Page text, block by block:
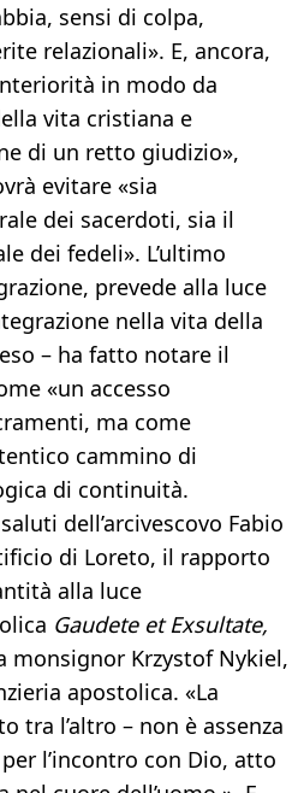
sensi di colpa,
relazionali». E, ancora,
in modo da
vita cristiana e
di un retto giudizio»,
evitare «sia
dei sacerdoti, sia il
dei fedeli». L’ultimo
prevede alla luce
nella vita della
– ha fatto notare il
«un accesso
ma come
cammino di
di continuità.
dell’arcivescovo Fabio
di Loreto, il rapporto
alla luce
Gaudete et Exsultate,
monsignor Krzystof Nykiel,
apostolica. «La
tra l’altro – non è assenza
l’incontro con Dio, atto